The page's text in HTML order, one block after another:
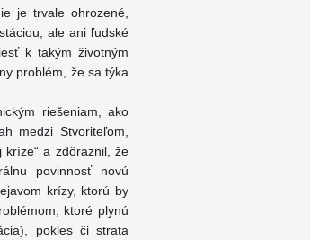
je trvale ohrozené,
ale ani ľudské
k takým životným
problém, že sa týka
riešeniam, ako
medzi Stvoriteľom,
kríze“ a zdôraznil, že
povinnosť novú
krízy, ktorú by
ktoré plynú
pokles či strata